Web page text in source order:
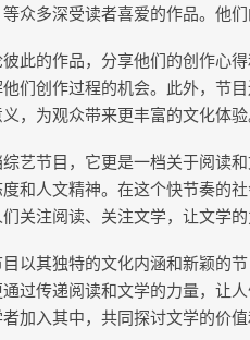
众多深受读者喜爱的作品。他
此的作品，分享他们的创作心
们创作过程的机会。此外，节
，为观众带来更丰富的文化体验
艺节目，它更是一档关于阅读
和人文精神。在这个快节奏的
关注阅读、关注文学，让文学的
以其独特的文化内涵和新颖的
过传递阅读和文学的力量，让
加入其中，共同探讨文学的价值